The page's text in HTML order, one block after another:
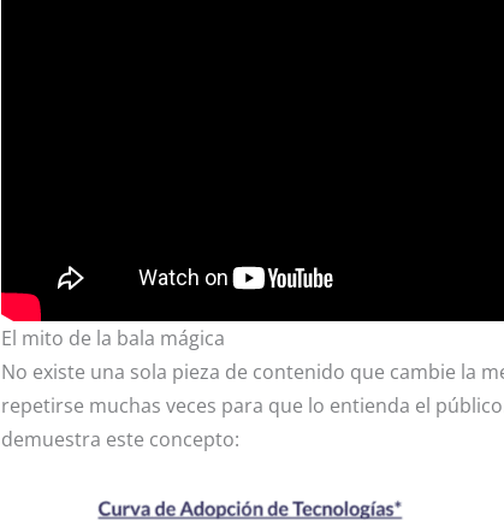
El mito de la bala mágica
No existe una sola pieza de contenido que cambie la
repetirse muchas veces para que lo entienda el
demuestra este concepto: